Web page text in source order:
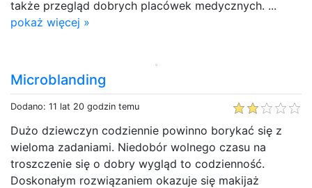
także przegląd dobrych placówek medycznych. ...
pokaż więcej »
Microblanding
Dodano: 11 lat 20 godzin temu
Dużo dziewczyn codziennie powinno borykać się z
wieloma zadaniami. Niedobór wolnego czasu na
troszczenie się o dobry wygląd to codzienność.
Doskonałym rozwiązaniem okazuje się makijaż